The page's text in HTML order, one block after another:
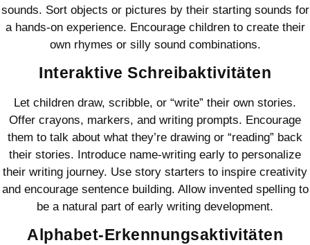
sounds. Sort objects or pictures by their starting sounds for
a hands-on experience. Encourage children to create their
own rhymes or silly sound combinations.
Interaktive Schreibaktivitäten
Let children draw, scribble, or “write” their own stories.
Offer crayons, markers, and writing prompts. Encourage
them to talk about what they’re drawing or “reading” back
their stories. Introduce name-writing early to personalize
their writing journey. Use story starters to inspire creativity
and encourage sentence building. Allow invented spelling to
be a natural part of early writing development.
Alphabet-Erkennungsaktivitäten